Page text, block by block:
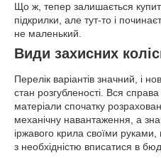
Що ж, тепер залишається
підкрилки, але тут-то і
не маленький.
Види захисних
Перелік варіантів значний, і
стан розгубленості. Вся
матеріали спочатку
механічну навантаження, а
іржавого крила своїми
з необхідністю вписатися в